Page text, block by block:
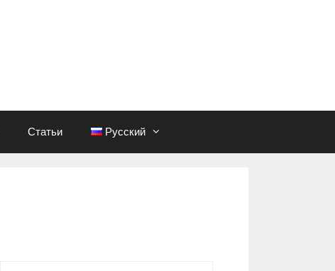
Статьи Русский